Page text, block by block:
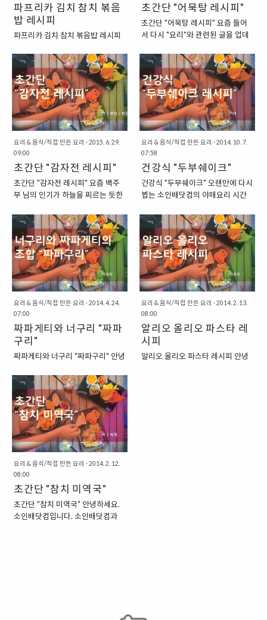
종원의 량파캐러멜 카레 레시피를
한번 보도록 하시죠. "이번에도 재
료부터 알아보도록 합니다. 재료는
간단합니다. 카레에 들어가는 재료
들이 전부입니다." 재료는 간단합니
다. 일반 카레에 들어가는 재료를 그
대로 사용한다고 보면 됩니다. 하지
만 방송에서는 돼지고기 대신에 소
불고기용 소고기를 사용한 모습이
었는데요. 저는 소고기가 없던 관계
로 돼..
랫동안 볶아서 아스팔트처럼 만들
어버리기도 했었지요. "우선 재료들
부터 한번 살펴보도록 할까요?" 우
선 제가 사용한 재료부터 한번 살펴
보도록 하겠습니다. 제가 사용한 재
료들은, 돼지고기 등심, 양파, 호박,
양배추에 춘장 정도가 되겠습니다.
그리고 간짜장을 마무리하기 위해
서 사용되는 "감자전분"은 없었던 ..
파프리카 김치 참치 볶음
밥 레시피
파프리카 김치 참치 볶음밥 레시피
어 먹을 수 있는 볶음밥 레시피를 한
번 이야기해보도록 하겠습니다. 우
리가 집에서 흔히 볼 수 있는 재료인
"김치"와 "참치"를 이용해서 만들어
먹는 레시피인데요. 주된 재료는 김
치와 참치라고 할 수 있을 것인데 여
기에다 우연히 냉장고에 있었던 "파
프리카"를 한번 첨부를 해봤습니다.
그리고, 밥은 따로 짓기가 귀찮아서
"햇반"을 이용했답니다. 이번에도
누구나 손쉽게 따라 할 수 있는 레시
피를 한번 알아볼까요? "재료부터
에도 재료부터 한번 알아보도록 하
겠습니다. 우선 가장 중요한 것은
"김치"와 "참치"가 되겠습니다. 이
두 녀석들이 주된 재료가 될 것이니
말이죠. 그리고 여기에 "계란"과 "파
프리카"를 한번..
초간단 "어묵탕 레시피"
초간단 "어묵탕 레시피" 요즘 들어
서 다시 "요리"와 관련된 글을 업데
이번에는 어딘가로 놀러 갔을 때, 딱
히 무엇을 해 먹어야 할지 잘 모르겠
다 싶은 때 만들어 먹을 수 있는 간
단한 "어묵탕" 레시피가 되겠습니
다. 펜션 같은 곳에서 머무르다 보
면, 뭔가 해 먹어야 할 것 같은데...
그렇다고 재료는 쉽게 구할 수도 없
고, 조미료도 잘 구하기 어려운 난감
한 상황에 처할 수 있는데요. 그럴
때 이 방법을 활용하면 그래도 제법,
먹을만한 "어묵탕"을 만들어 낼 수
있습니다. "초간단 어묵탕 만들기
들기 재료부터 한번 살펴보도록 하
겠습니다. 원래의 기본적인 어묵탕
에는 멸치와 다시마를 이용해서 국
물을 우려내는 것이 정석이라고 할
수 있겠지만, ..
요리 & 음식/직접 만든 요리 · 2015. 6. 29.
09:00
초간단 "감자전 레시피"
초간단 "감자전 레시피" 요즘 백주
부 님의 인기가 하늘을 찌르는 듯한
거기에 자극을 받아서 다시 요리를
시작해보려고 하는데요. 이번에는
정말로 간단한 감자전 레시피에 관
한 이야기를 해보려고 합니다. 이미
많은 분들이 알고 계시는 것이겠지
만, 이렇게 다시 한번 사진으로 정리
를 해둔다면, 누군가에게는 도움이
될 수 있을 것이니 말이죠. 준비물은
간단합니다. 정말로 다 필요 없고 감
자 하나만 있으면 됩니다. 감자 외에
더 필요한 게 있다면, 식용유와 같은
하겠네요. 천천히 한번 알아보도록
하겠습니다. "누구나 손쉽게 만들
수 있는 초간단 감자전 준비물" 정
말 요리 초보들도 누구나 손쉽게 할
수 있는 초간단 감자전, 준비물을 한
번 알아볼까요..
요리 & 음식/직접 만든 요리 · 2014. 10. 7.
07:58
건강식 "두부쉐이크"
건강식 "두부쉐이크" 오랜만에 다시
뵙는 소인배닷컴의 야매요리 시간
이지만 운동하는 사람들에게는 필
수인 영양소, 단백질이 많이 들어있
는 "두부"를 이용해서 만들어먹는
천연 단백질 음료 쉐이크를 만드는
방법에 관한 포스팅을 할 예정입니
다. 운동을 하고 나서 단백질을 제대
로 섭취하지 않으면 아무래도 근육
의 발달이 더뎌지기도 하고, 운동하
느라 힘을 쓰고 나면 자연스럽게 허
기가 지기 마련입니다. 이럴 때, 딱
히 무엇을 먹어야 할지 고민이 많이
을 나름 해결해 줄 수 있는 그런 음
요리 & 음식/직접 만든 요리 · 2014. 4. 24.
07:00
짜파게티와 너구리 "짜파
구리"
짜파게티와 너구리 "짜파구리" 안녕
의 야매요리 시간입니다. 이번에 만
들어 볼 야매요리는 바로, 이미 많은
사람들이 익히 들어서 알고 있는 바
로 "짜파구리"입니다. 짜파게티와
너구리의 조합으로 매콤한 짜파게
티를 만들어 먹을 수 있다고 하는데
요. 이미 유행은 많이 지나버린 지
오래지만, 저도 한번 이렇게 시도를
해보았습니다. "준비물 : 짜파게티
와 너구리 매운맛" 준비물은 상당히
간단합니다. 짜파게티와 너구리 매
운맛, 단 두 가지만 있으면 됩니다.
요리 & 음식/직접 만든 요리 · 2014. 2. 13.
08:00
알리오 올리오 파스타 레
시피
알리오 올리오 파스타 레시피 안녕
요리 & 음식/직접 만든 요리 · 2014. 2. 12.
08:00
초간단 "참치 미역국"
초간단 "참치 미역국" 안녕하세요.
소인배닷컴입니다. 소인배닷컴과